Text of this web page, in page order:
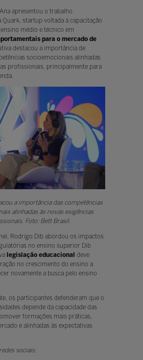
apresentou o trabalho
Quark, startup voltada à capacitação
médio e técnico em
para o mercado de
destacou a importância de
socioemocionais alinhadas
profissionais, principalmente para
a importância das competências
alinhadas às novas exigências
Foto: Bett Brasil.
Rodrigo Dib abordou os impactos
no ensino superior Dib
legislação educacional deve
no crescimento do ensino a
novamente a busca pelo ensino
os participantes defenderam que o
depende da capacidade das
formações mais práticas,
e alinhadas às expectativas
sociais: